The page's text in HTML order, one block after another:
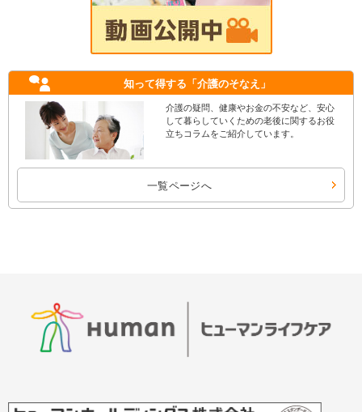
知って得する 「介護のそなえ」
介護の疑問、健康やお金の不安など、安心
して暮らしていくための老後に関するお役
立ちコラムをご紹介しています。
一覧ページへ